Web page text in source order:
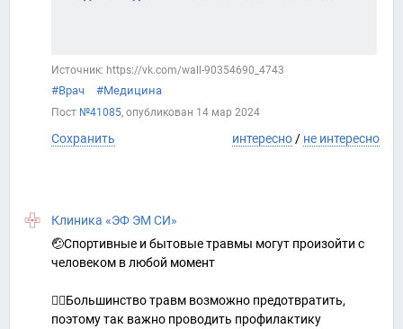
Источник: https://vk.com/wall-90354690_4743
#Врач #Медицина
Пост №41085, опубликован 14 мар 2024
Сохранить интересно / не интересно
Клиника «ЭФ ЭМ СИ»
🤕Спортивные и бытовые травмы могут произойти с
человеком в любой момент
☝🏻Большинство травм возможно предотвратить,
поэтому так важно проводить профилактику